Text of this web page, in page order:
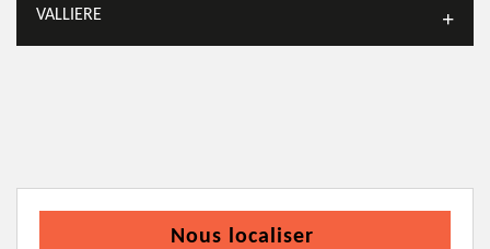
VALLIERE
Nous localiser